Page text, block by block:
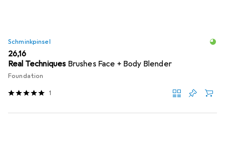
Schminkpinsel
EUR
26,16
Real Techniques Brushes Face + Body Blender
Foundation
1